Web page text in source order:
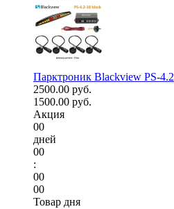
Парктроник Blackview PS-4.2
2500.00 руб.
1500.00 руб.
Акция
00
дней
00
:
00
00
Товар дня